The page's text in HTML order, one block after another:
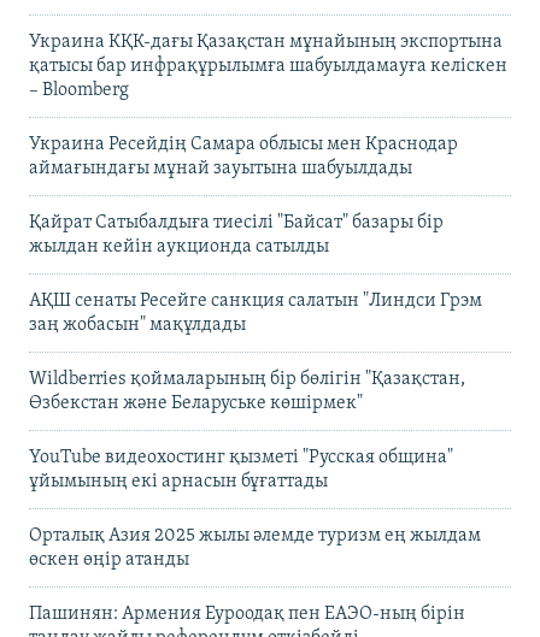
Украина КҚК-дағы Қазақстан мұнайының экспортына
қатысы бар инфрақұрылымға шабуылдамауға келіскен
– Bloomberg
Украина Ресейдің Самара облысы мен Краснодар
аймағындағы мұнай зауытына шабуылдады
Қайрат Сатыбалдыға тиесілі "Байсат" базары бір
жылдан кейін аукционда сатылды
АҚШ сенаты Ресейге санкция салатын "Линдси Грэм
заң жобасын" мақұлдады
Wildberries қоймаларының бір бөлігін "Қазақстан,
Өзбекстан және Беларуське көшірмек"
YouTube видеохостинг қызметі "Русская община"
ұйымының екі арнасын бұғаттады
Орталық Азия 2025 жылы әлемде туризм ең жылдам
өскен өңір атанды
Пашинян: Армения Еуроодақ пен ЕАЭО-ның бірін